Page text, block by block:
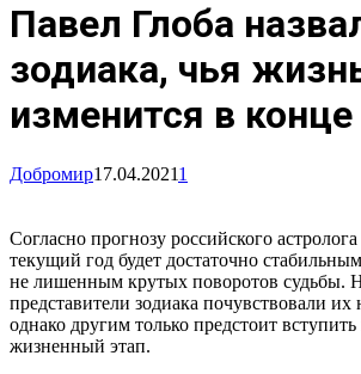
Павел Глоба
зодиака, чья
изменится в
Добромир17.04.20211
Согласно прогнозу российского
текущий год будет достаточно
не лишенным крутых поворотов судьбы.
представители зодиака почувствовали их
однако другим только предстоит
жизненный этап.